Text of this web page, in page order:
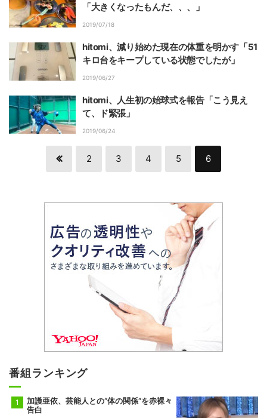
「大きくなったもんだ、、、」
2019/07/18
hitomi、減り始めた現在の体重を明かす「51
キロ台をキープしている状態でしたが」
2019/06/27
hitomi、人生初の始球式を報告「こう見え
て、ド緊張」
2019/06/24
2 3 4 5 6
番組ランキング
加護亜依、芸能人との“体の関係”を赤裸々
告白